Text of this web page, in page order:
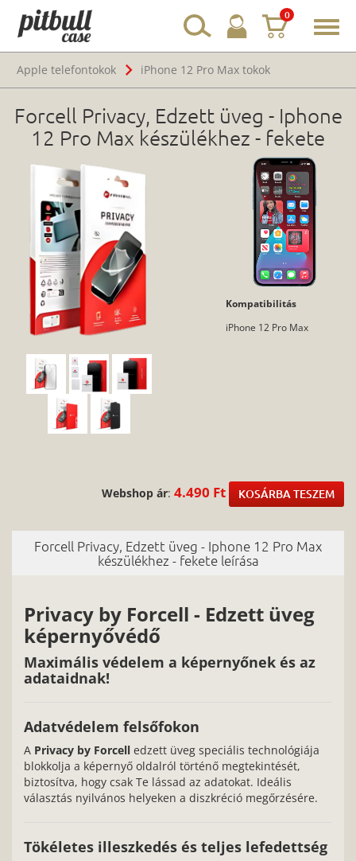
0
Apple telefontokok
iPhone 12 Pro Max tokok
Forcell Privacy, Edzett üveg - Iphone
12 Pro Max készülékhez - fekete
Kompatibilitás
iPhone 12 Pro Max
Webshop ár: 4.490 Ft KOSÁRBA TESZEM
Forcell Privacy, Edzett üveg - Iphone 12 Pro Max
készülékhez - fekete leírása
Privacy by Forcell - Edzett üveg
képernyővédő
Maximális védelem a képernyőnek és az
adataidnak!
Adatvédelem felsőfokon
A Privacy by Forcell edzett üveg speciális technológiája
blokkolja a képernyő oldalról történő megtekintését,
biztosítva, hogy csak Te lássad az adatokat. Ideális
választás nyilvános helyeken a diszkréció megőrzésére.
Tökéletes illeszkedés és teljes lefedettség